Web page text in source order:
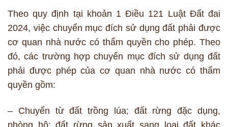
Theo quy định tại khoản 1 Điều 121 Luật Đất đai
2024, việc chuyển mục đích sử dụng đất phải được
cơ quan nhà nước có thẩm quyền cho phép. Theo
đó, các trường hợp chuyển mục đích sử dụng đất
phải được phép của cơ quan nhà nước có thẩm
quyền gồm:
– Chuyển từ đất trồng lúa; đất rừng đặc dụng,